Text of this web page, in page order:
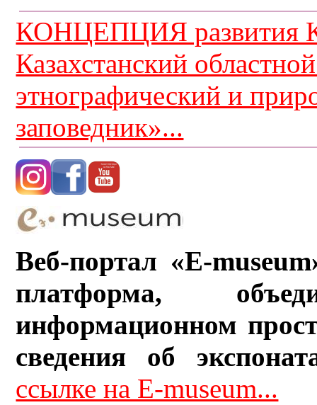
КОНЦЕПЦИЯ развития
Казахстанский
этнографический и
заповедник»...
Веб-портал «E-
платформа,
информационном
сведения об
ссылке на E-museum...